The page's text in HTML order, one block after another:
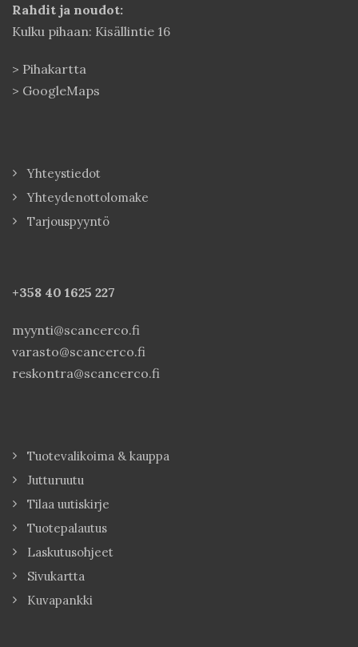
Rahdit ja noudot:
Kulku pihaan: Kisällintie 16
> Pihakartta
> GoogleMaps
Yhteystiedot
Yhteydenottolomake
Tarjouspyyntö
+358 40 1625 227
myynti@scancerco.fi
varasto@scancerco.fi
reskontra@scancerco.fi
Tuotevalikoima & kauppa
Jutturuutu
Tilaa uutiskirje
Tuotepalautus
Laskutusohjeet
Sivukartta
Kuvapankki